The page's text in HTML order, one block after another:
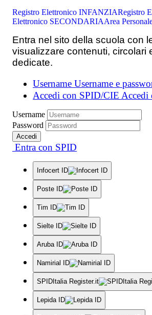
Registro Elettronico INFANZIARegistro
Elettronico SECONDARIAArea
Entra nel sito della scuola con
visualizzare contenuti, circolari
dedicate.
Username Username e
Accedi con SPID/CIE Accedi
Username
Password
Accedi
Entra con SPID
Infocert ID
Poste ID
Tim ID
Sielte ID
Aruba ID
Namirial ID
SPIDItalia Register.it
Lepida ID